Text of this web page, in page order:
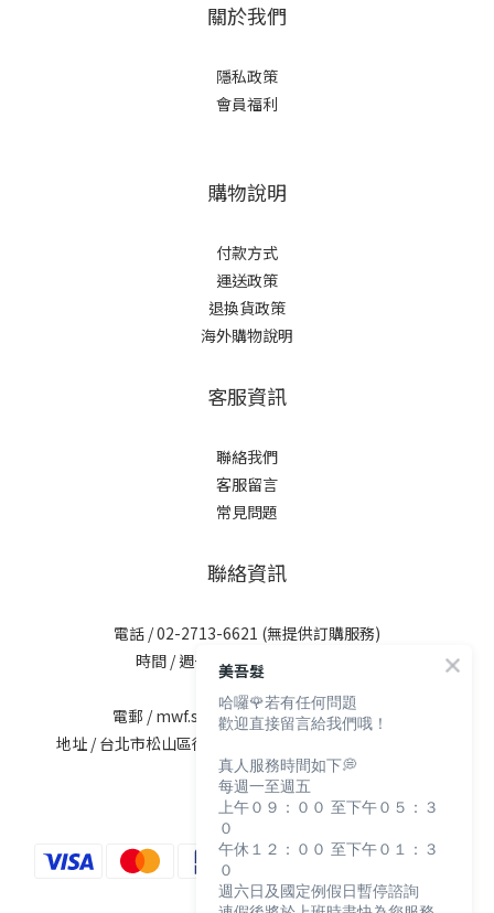
關於我們
隱私政策
會員福利
購物說明
付款方式
運送政策
退換貨政策
海外購物說明
客服資訊
聯絡我們
客服留言
常見問題
聯絡資訊
電話 / 02-2713-6621 (無提供訂購服務)
時間 / 週一至週五 09:30-12:00；
電郵 / mwf.service@maywufa.com.tw
地址 / 台北市松山區復興北路167號5樓(無提供現場販售)
美吾髮
哈囉🌹若有任何問題
歡迎直接留言給我們哦！
真人服務時間如下💭
每週一至週五
上午０９：００ 至下午０５：３
０
午休１２：００ 至下午０１：３
０
週六日及國定例假日暫停諮詢